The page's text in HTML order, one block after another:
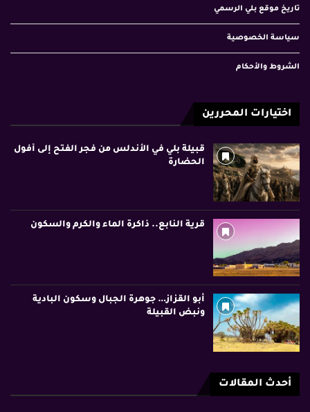
تاريخ موقع بلي الرسمي
سياسة الخصوصية
الشروط والأحكام
اختيارات المحررين
قبيلة بلي في الأندلس من فجر الفتح إلى أفول
الحضارة
قرية النابع.. ذاكرة الماء والكرم والسكون
أبو القزاز… جوهرة الجبال وسكون البادية
ونبض القبيلة
أحدث المقالات